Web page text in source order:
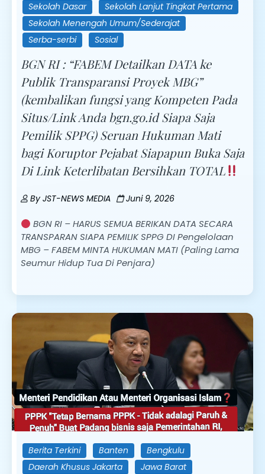
Sekolah Dasar
Sekolah Lanjut Tingkat Pertama
Sekolah Menengah Umum/Sederajat
Serba-serbi
Sosial
BGN RI : “FABEM Detailkan DATA ke
Publik Transparansi Proyek MBG”
(kembalikan fungsi yang Kompeten Pada
Situs/Link Anda bgn.go.id Siapa Saja
Pemilik SPPG) Seruan Hukuman Mati
bagi Koruptor Pejabat Siapapun Buka Saja
Di Link Keterlibatan Bersihkan TOTAL
ByJST-NEWS MEDIA Juni 9, 2026
BGN RI – HARUS SEMUA BERIKAN DATA SECARA
TRANSPARAN SIAPA PEMILIK SPPG DI Pengelolaan
MBG – FABEM MINTA HUKUMAN MATI (Paling Lama
Seumur Hidup Tua Di Penjara)
Berita Terkini Banten
Bengkulu
Daerah Khusus Jakarta
Jawa Barat